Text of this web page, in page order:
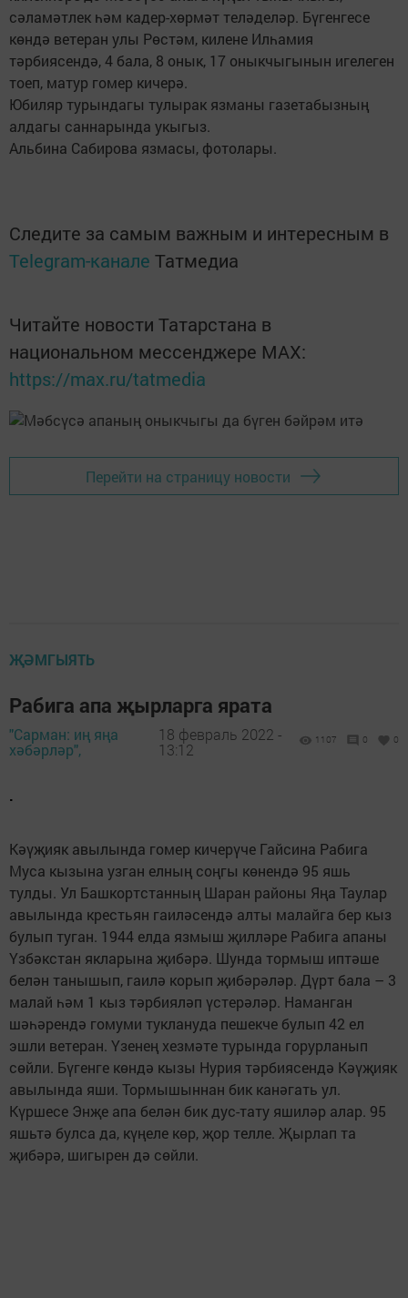
сәламәтлек һәм кадер-хөрмәт теләделәр. Бүгенгесе
көндә ветеран улы Рөстәм, килене Илһамия
тәрбиясендә, 4 бала, 8 онык, 17 оныкчыгынын игелеген
тоеп, матур гомер кичерә.
Юбиляр турындагы тулырак язманы газетабызның
алдагы саннарында укыгыз.
Альбина Сабирова язмасы, фотолары.
Следите за самым важным и интересным в
Telegram-канале Татмедиа
Читайте новости Татарстана в
национальном мессенджере MАХ:
https://max.ru/tatmedia
Перейти на страницу новости
ҖӘМГЫЯТЬ
Рабига апа җырларга ярата
"Сарман: иң яңа
хәбәрләр",
18 февраль 2022 -
13:12
1107 0 0
.
Кәүҗияк авылында гомер кичерүче Гайсина Рабига
Муса кызына узган елның соңгы көнендә 95 яшь
тулды. Ул Башкортстанның Шаран районы Яңа Таулар
авылында крестьян гаиләсендә алты малайга бер кыз
булып туган. 1944 елда язмыш җилләре Рабига апаны
Үзбәкстан якларына җибәрә. Шунда тормыш иптәше
белән танышып, гаилә корып җибәрәләр. Дүрт бала – 3
малай һәм 1 кыз тәрбияләп үстерәләр. Наманган
шәһәрендә гомуми туклануда пешекче булып 42 ел
эшли ветеран. Үзенең хезмәте турында горурланып
сөйли. Бүгенге көндә кызы Нурия тәрбиясендә Кәүҗияк
авылында яши. Тормышыннан бик канәгать ул.
Күршесе Энҗе апа белән бик дус-тату яшиләр алар. 95
яшьтә булса да, күңеле көр, җор телле. Җырлап та
җибәрә, шигырен дә сөйли.